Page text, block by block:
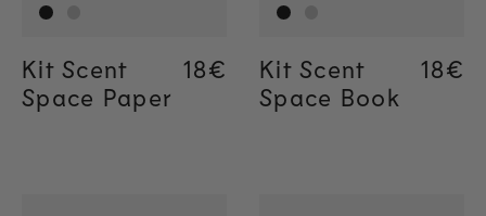
Kit Scent
Space Paper
Regular price
18€
Regular price
18€
Kit Scent
Space Book
18€
18€